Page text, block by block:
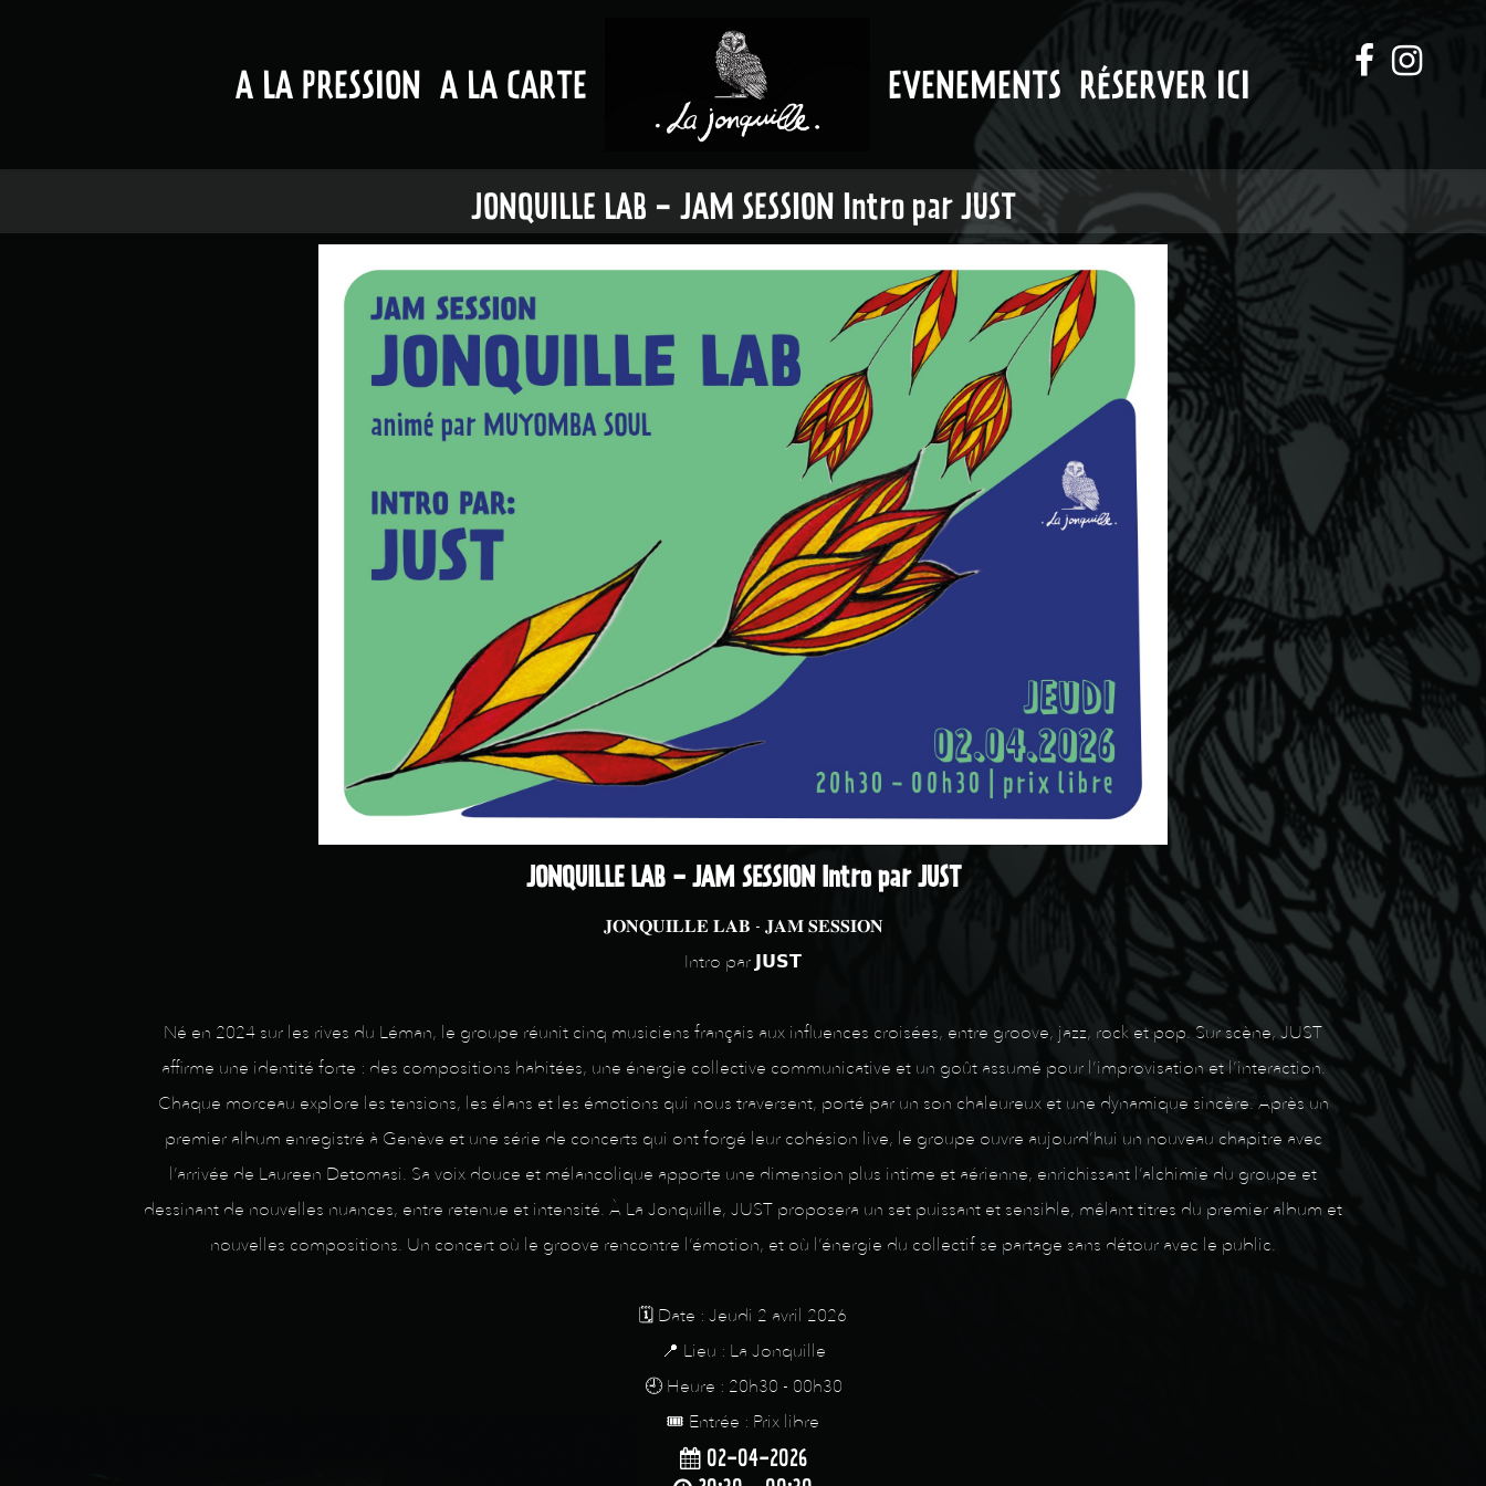
A LA PRESSION A LA CARTE EVENEMENTS RÉSERVER ICI
JONQUILLE LAB - JAM SESSION Intro par JUST
JONQUILLE LAB - JAM SESSION Intro par JUST
𝐉𝐎𝐍𝐐𝐔𝐈𝐋𝐋𝐄 𝐋𝐀𝐁 - 𝐉𝐀𝐌 𝐒𝐄𝐒𝐒𝐈𝐎𝐍
Intro par 𝗝𝗨𝗦𝗧
Né en 2024 sur les rives du Léman, le groupe réunit cinq musiciens français aux influences croisées, entre groove, jazz, rock et pop. Sur scène, JUST
affirme une identité forte : des compositions habitées, une énergie collective communicative et un goût assumé pour l’improvisation et l’interaction.
Chaque morceau explore les tensions, les élans et les émotions qui nous traversent, porté par un son chaleureux et une dynamique sincère. Après un
premier album enregistré à Genève et une série de concerts qui ont forgé leur cohésion live, le groupe ouvre aujourd’hui un nouveau chapitre avec
l’arrivée de Laureen Detomasi. Sa voix douce et mélancolique apporte une dimension plus intime et aérienne, enrichissant l’alchimie du groupe et
dessinant de nouvelles nuances, entre retenue et intensité. À La Jonquille, JUST proposera un set puissant et sensible, mêlant titres du premier album et
nouvelles compositions. Un concert où le groove rencontre l’émotion, et où l’énergie du collectif se partage sans détour avec le public.
🗓️ Date : Jeudi 2 avril 2026
📍 Lieu : La Jonquille
🕘 Heure : 20h30 - 00h30
🎟️ Entrée : Prix libre
02-04-2026